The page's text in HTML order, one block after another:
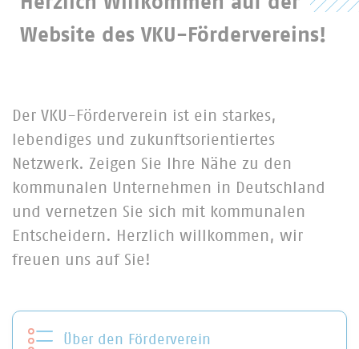
Website des VKU-Fördervereins!
Der VKU-Förderverein ist ein starkes,
lebendiges und zukunftsorientiertes
Netzwerk. Zeigen Sie Ihre Nähe zu den
kommunalen Unternehmen in Deutschland
und vernetzen Sie sich mit kommunalen
Entscheidern. Herzlich willkommen, wir
freuen uns auf Sie!
Über den Förderverein